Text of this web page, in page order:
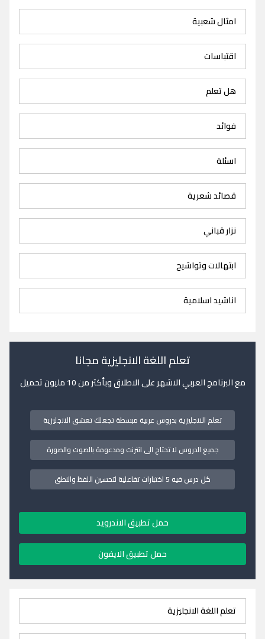
امثال شعبية
اقتباسات
هل تعلم
فوائد
اسئلة
قصائد شعرية
نزار قباني
ابتهالات وتواشيح
اناشيد اسلامية
تعلم اللغة الانجليزية مجانا
مع البرنامج العربي الاشهر على الاطلاق وبأكثر من 10 مليون تحميل
تعلم الانجليزية بدروس عربية مبسطة تجعلك تعشق الانجليزية
جميع الدروس لا تحتاج الى انترنت ومدعومة بالصوت والصورة
كل درس فيه 5 اختبارات تفاعلية لتحسين اللفظ والنطق
حمل تطبيق الاندرويد
حمل تطبيق الايفون
تعلم اللغة الانجليزية